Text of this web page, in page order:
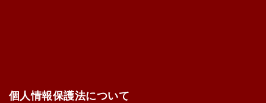
個人情報保護法について